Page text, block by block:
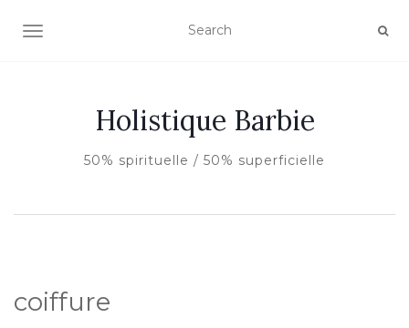
AFFICHER/MASQUER LA NAVIGATION
Holistique Barbie
50% spirituelle / 50% superficielle
coiffure